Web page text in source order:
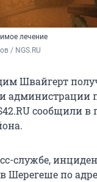
лечение
/ NGS.RU
Швайгерт
администрации
сообщили
службе,
Шерегеше по